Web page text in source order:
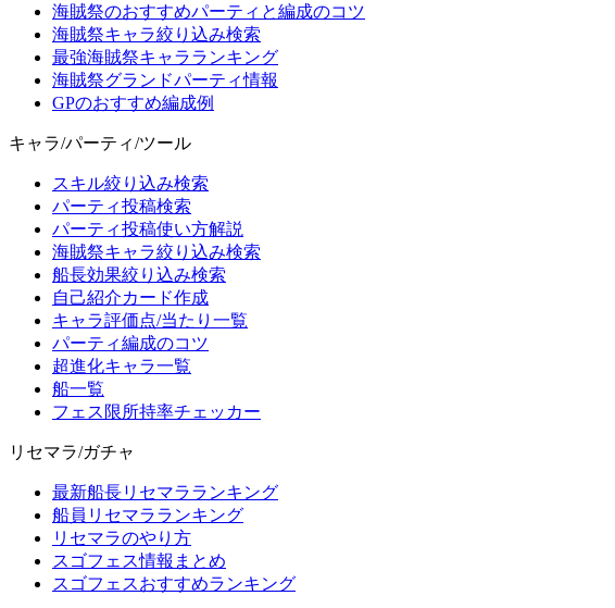
海賊祭のおすすめパーティと編成のコツ
海賊祭キャラ絞り込み検索
最強海賊祭キャラランキング
海賊祭グランドパーティ情報
GPのおすすめ編成例
キャラ/パーティ/ツール
スキル絞り込み検索
パーティ投稿検索
パーティ投稿使い方解説
海賊祭キャラ絞り込み検索
船長効果絞り込み検索
自己紹介カード作成
キャラ評価点/当たり一覧
パーティ編成のコツ
超進化キャラ一覧
船一覧
フェス限所持率チェッカー
リセマラ/ガチャ
最新船長リセマラランキング
船員リセマラランキング
リセマラのやり方
スゴフェス情報まとめ
スゴフェスおすすめランキング